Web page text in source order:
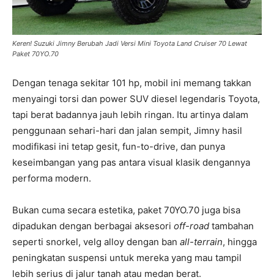
Keren! Suzuki Jimny Berubah Jadi Versi Mini Toyota Land Cruiser 70 Lewat
Paket 70YO.70
Dengan tenaga sekitar 101 hp, mobil ini memang takkan
menyaingi torsi dan power SUV diesel legendaris Toyota,
tapi berat badannya jauh lebih ringan. Itu artinya dalam
penggunaan sehari-hari dan jalan sempit, Jimny hasil
modifikasi ini tetap gesit, fun-to-drive, dan punya
keseimbangan yang pas antara visual klasik dengannya
performa modern.
Bukan cuma secara estetika, paket 70YO.70 juga bisa
dipadukan dengan berbagai aksesori off-road tambahan
seperti snorkel, velg alloy dengan ban all-terrain, hingga
peningkatan suspensi untuk mereka yang mau tampil
lebih serius di jalur tanah atau medan berat.